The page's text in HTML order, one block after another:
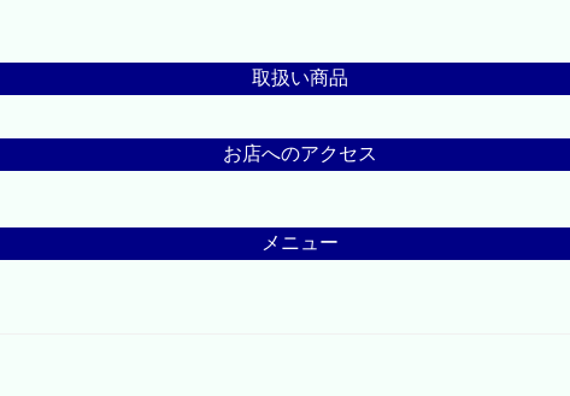
取扱い商品
お店へのアクセス
メニュー